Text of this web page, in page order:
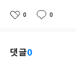
좋
0
댓
0
작
댓글0